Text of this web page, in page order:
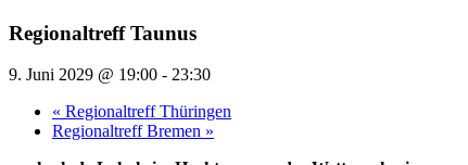
Regionaltreff Taunus
9. Juni 2029 @ 19:00 - 23:30
« Regionaltreff Thüringen
Regionaltreff Bremen »